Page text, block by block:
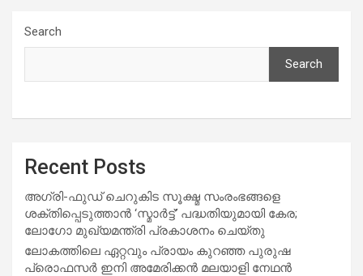
Search
Search
Recent Posts
അഗ്രി-ഫുഡ് ചെറുകിട സൂക്ഷ്മ സംരംഭങ്ങളെ
ശക്തിപ്പെടുത്താന്‍ ‘സ്മാര്‍ട്ട്’ പദ്ധതിയുമായി കേര;
ലോഗോ മുഖ്യമന്ത്രി പ്രകാശനം ചെയ്തു
ലോകത്തിലെ ഏറ്റവും പ്രായം കുറഞ്ഞ പുരുഷ
പ്രൊഫസർ ഇനി അമേരിക്കൻ മലയാളി നേഥൻ